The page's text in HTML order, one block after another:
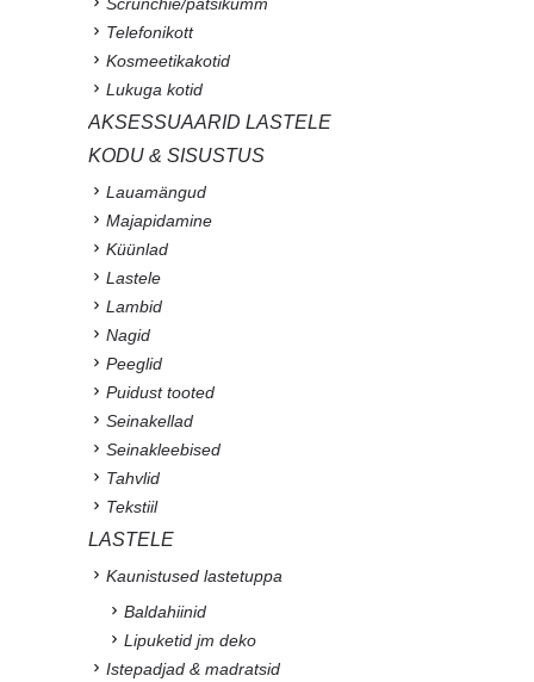
Telefonikott
Kosmeetikakotid
Lukuga kotid
AKSESSUAARID LASTELE
KODU & SISUSTUS
Lauamängud
Majapidamine
Küünlad
Lastele
Lambid
Nagid
Peeglid
Puidust tooted
Seinakellad
Seinakleebised
Tahvlid
Tekstiil
LASTELE
Kaunistused lastetuppa
Baldahiinid
Lipuketid jm deko
Istepadjad & madratsid